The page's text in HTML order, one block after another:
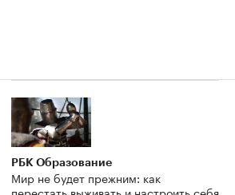
РБК Образование
Мир не будет прежним: как